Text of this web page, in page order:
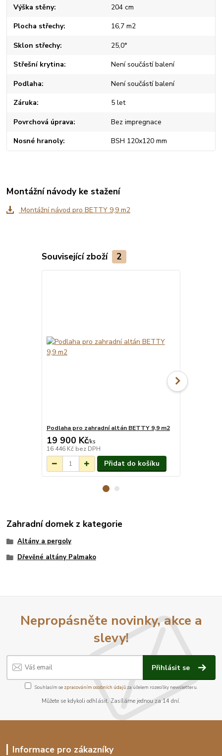
Výška stěny 204 cm
Plocha střechy 16,7 m2
Sklon střechy 25,0°
Střešní krytina Není součástí balení
Podlaha Není součástí balení
Záruka 5 let
Povrchová úprava Bez impregnace
Nosné hranoly BSH 120x120 mm
Montážní návody ke stažení
Montážní návod pro BETTY 9,9 m2
Související zboží 2
Podlaha pro zahradní altán BETTY 9,9 m2
19 900 Kč/ks
16 446 Kč bez DPH
Přidat do košíku
Zahradní domek z kategorie
Altány a pergoly
Dřevěné altány Palmako
Nepropásněte novinky, akce a
slevy!
Přihlásit se
Souhlasím se zpracováním osobních údajůza účelem rozesílky newsletteru.
Můžete se kdykoli odhlásit. Zasíláme jednou za 14 dní.
Informace pro zákazníky